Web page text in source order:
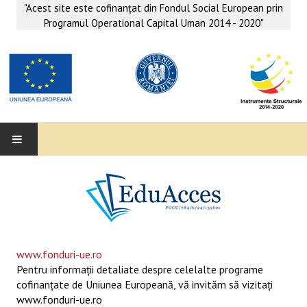
"Acest site este cofinanţat din Fondul Social European prin
Programul Operational Capital Uman 2014 - 2020"
SUPORT EDUCAȚIONAL MATEMATICĂ- INFORMATICĂ
SERVICII PSIHO-SOCIALE
www.fonduri-ue.ro
Pentru informaţii detaliate despre celelalte programe
cofinanţate de Uniunea Europeană, vă invităm să vizitaţi
www.fonduri-ue.ro